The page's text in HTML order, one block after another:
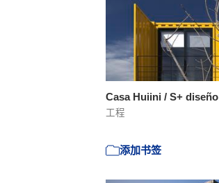
Casa Huiini / S+ diseño
工程
添加书签